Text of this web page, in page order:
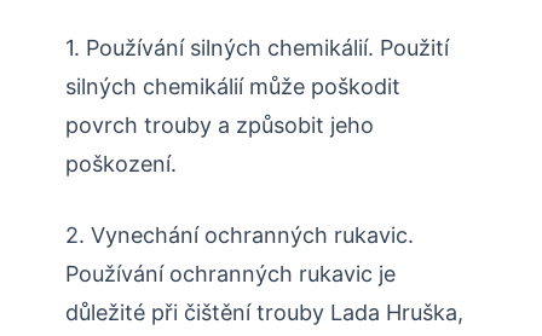
1. Používání silných chemikálií. Použití
silných chemikálií může poškodit
povrch trouby a způsobit jeho
poškození.
2. Vynechání ochranných rukavic.
Používání ochranných rukavic je
důležité při čištění trouby Lada Hruška,